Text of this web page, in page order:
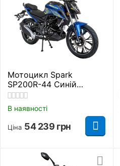
Мотоцикл Spark
SP200R-44 Синій
Дорожній
В наявності
Ціна 54 239 грн